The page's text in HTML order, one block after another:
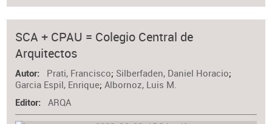
SCA + CPAU = Colegio Central de
Arquitectos
Autor Prati, Francisco; Silberfaden, Daniel Horacio;
Garcia Espil, Enrique;Albornoz, Luis M.
Editor ARQA